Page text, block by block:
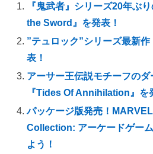
『鬼武者』シリーズ20年ぶ
the Sword』を発表！
”テュロック”シリーズ最新
表！
アーサー王伝説モチーフの
『Tides Of Annihilation』を
パッケージ版発売！
Collection: アーケードゲー
よう！